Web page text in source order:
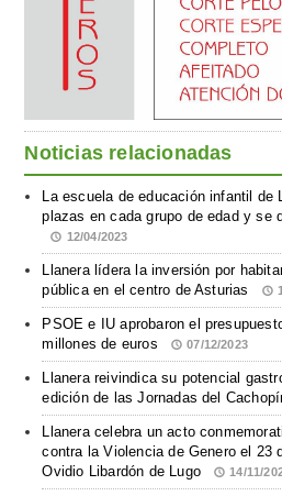
Noticias relacionadas
La escuela de educación infantil de
plazas en cada grupo de edad y se
12/04/2023
Llanera lídera la inversión por
pública en el centro de Asturias
PSOE e IU aprobaron el
millones de euros
07/12/2023
Llanera reivindica su potencial
edición de las Jornadas del
Llanera celebra un acto
contra la Violencia de Genero el 23
Ovidio Libardón de Lugo
14/11/